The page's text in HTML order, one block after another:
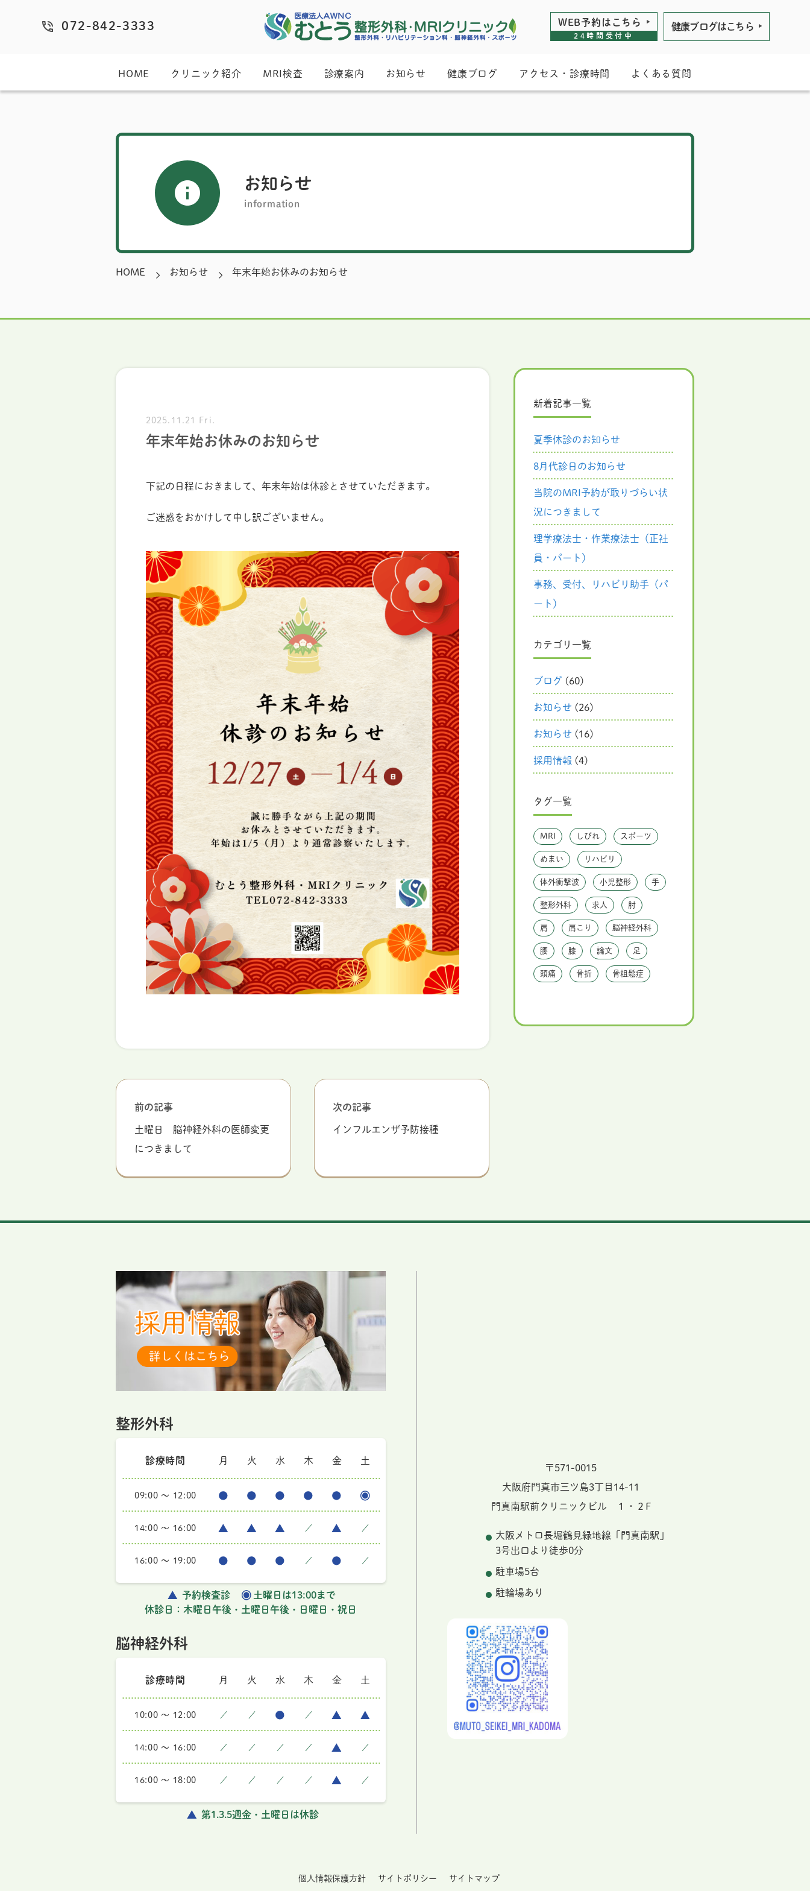
072-842-3333 WEB予約は こちら
24時間受付中
健康ブログはこちら
HOME クリニック紹介 MRI検査 診療案内 お知らせ 健康ブログ アクセス・診療時間 よくある質問
お知らせ
information
HOME お知らせ 年末年始お休みのお知らせ
2025.11.21 Fri.
年末年始お休みのお知らせ
下記の日程におきまして、年末年始は休診とさせていただきます。
ご迷惑をおかけして申し訳ございません。
前の記事
土曜日 脳神経外科の医師変更
につきまして
次の記事
インフルエンザ予防接種
新着記事一覧
夏季休診のお知らせ
8月代診日のお知らせ
当院のMRI予約が取りづらい状
況につきまして
理学療法士・作業療法士（正社
員・パート）
事務、受付、リハビリ助手（パ
ート）
カテゴリ一覧
ブログ (60)
お知らせ (26)
お知らせ (16)
採用情報 (4)
タグ一覧
MRI しびれ スポーツ
めまい リハビリ
体外衝撃波 小児整形 手
整形外科 求人 肘
肩 肩こり 脳神経外科
腰 膝 論文 足
頭痛 骨折 骨粗鬆症
整形外科
診療時間 月 火 水 木 金 土
09:00 ～ 12:00
14:00 ～ 16:00 ／ ／
16:00 ～ 19:00 ／ ／
予約検査診
土曜日は13:00まで
休診日：木曜日午後・土曜日午後・日曜日・祝日
脳神経外科
診療時間 月 火 水 木 金 土
10:00 ～ 12:00 ／ ／ ／
14:00 ～ 16:00 ／ ／ ／ ／ ／
16:00 ～ 18:00 ／ ／ ／ ／ ／
第1.3.5週金・土曜日は休診
〒571-0015
大阪府門真市三ツ島3丁目14-11
門真南駅前クリニックビル １・２F
大阪メトロ長堀鶴見緑地線「門真南駅」
3号出口より徒歩0分
駐車場5台
駐輪場あり
個人情報保護方針 サイトポリシー サイトマップ